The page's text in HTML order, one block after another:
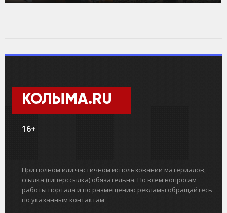
КОЛЫМА.RU
16+
При полном или частичном использовании материалов,
ссылка (гиперссылка) обязательна. По всем вопросам
работы портала и по размещению рекламы обращайтесь
по указанным контактам